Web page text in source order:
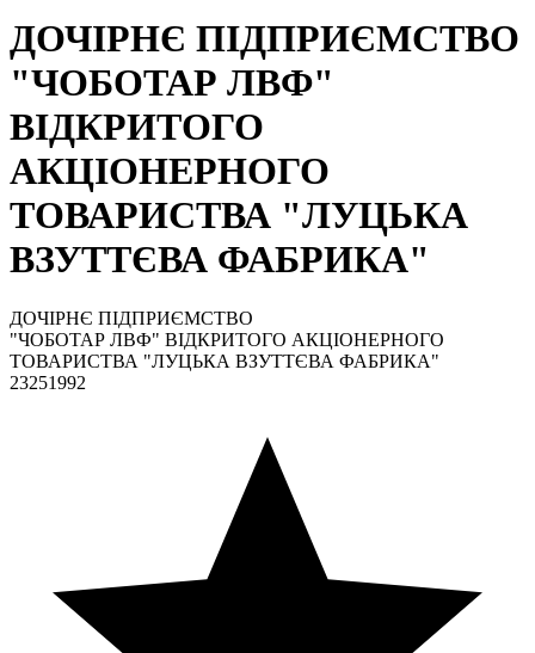
ДОЧІРНЄ ПІДПРИЄМСТВО
"ЧОБОТАР ЛВФ"
ВІДКРИТОГО
АКЦІОНЕРНОГО
ТОВАРИСТВА "ЛУЦЬКА
ВЗУТТЄВА ФАБРИКА"
ДОЧІРНЄ ПІДПРИЄМСТВО
"ЧОБОТАР ЛВФ" ВІДКРИТОГО АКЦІОНЕРНОГО
ТОВАРИСТВА "ЛУЦЬКА ВЗУТТЄВА ФАБРИКА"
23251992